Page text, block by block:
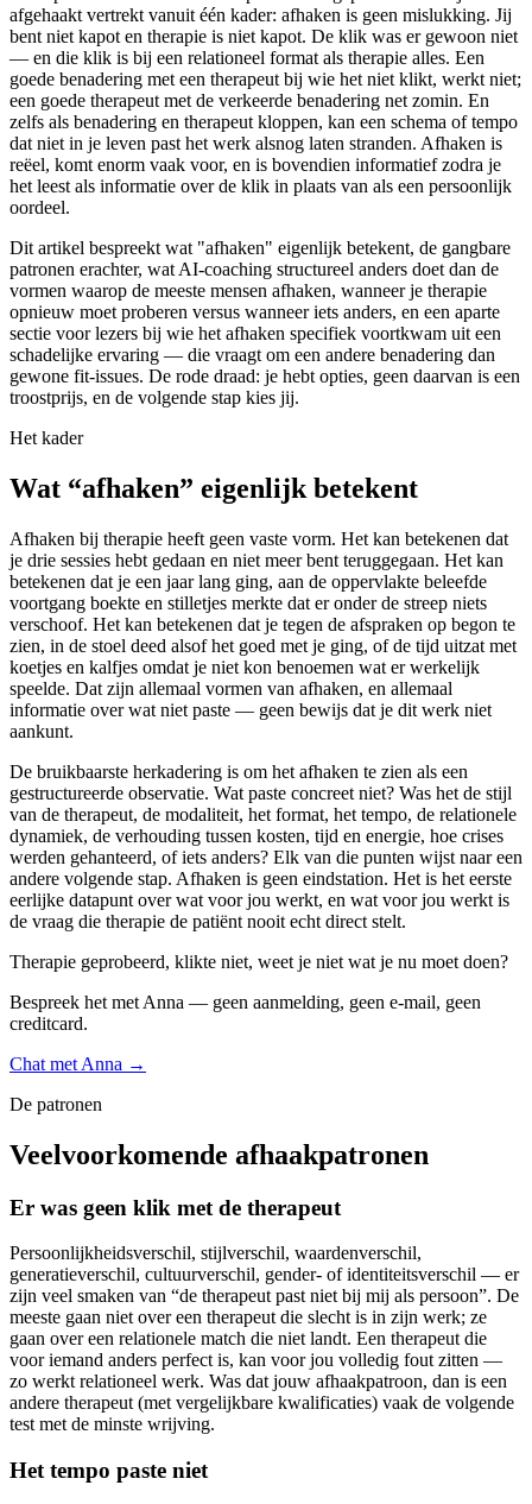
afgehaakt vertrekt vanuit één kader: afhaken is geen mislukking. Jij
bent niet kapot en therapie is niet kapot. De klik was er gewoon niet
— en die klik is bij een relationeel format als therapie alles. Een
goede benadering met een therapeut bij wie het niet klikt, werkt niet;
een goede therapeut met de verkeerde benadering net zomin. En
zelfs als benadering en therapeut kloppen, kan een schema of tempo
dat niet in je leven past het werk alsnog laten stranden. Afhaken is
reëel, komt enorm vaak voor, en is bovendien informatief zodra je
het leest als informatie over de klik in plaats van als een persoonlijk
oordeel.
Dit artikel bespreekt wat "afhaken" eigenlijk betekent, de gangbare
patronen erachter, wat AI-coaching structureel anders doet dan de
vormen waarop de meeste mensen afhaken, wanneer je therapie
opnieuw moet proberen versus wanneer iets anders, en een aparte
sectie voor lezers bij wie het afhaken specifiek voortkwam uit een
schadelijke ervaring — die vraagt om een andere benadering dan
gewone fit-issues. De rode draad: je hebt opties, geen daarvan is een
troostprijs, en de volgende stap kies jij.
Het kader
Wat “afhaken” eigenlijk betekent
Afhaken bij therapie heeft geen vaste vorm. Het kan betekenen dat
je drie sessies hebt gedaan en niet meer bent teruggegaan. Het kan
betekenen dat je een jaar lang ging, aan de oppervlakte beleefde
voortgang boekte en stilletjes merkte dat er onder de streep niets
verschoof. Het kan betekenen dat je tegen de afspraken op begon te
zien, in de stoel deed alsof het goed met je ging, of de tijd uitzat met
koetjes en kalfjes omdat je niet kon benoemen wat er werkelijk
speelde. Dat zijn allemaal vormen van afhaken, en allemaal
informatie over wat niet paste — geen bewijs dat je dit werk niet
aankunt.
De bruikbaarste herkadering is om het afhaken te zien als een
gestructureerde observatie. Wat paste concreet niet? Was het de stijl
van de therapeut, de modaliteit, het format, het tempo, de relationele
dynamiek, de verhouding tussen kosten, tijd en energie, hoe crises
werden gehanteerd, of iets anders? Elk van die punten wijst naar een
andere volgende stap. Afhaken is geen eindstation. Het is het eerste
eerlijke datapunt over wat voor jou werkt, en wat voor jou werkt is
de vraag die therapie de patiënt nooit echt direct stelt.
Therapie geprobeerd, klikte niet, weet je niet wat je nu moet doen?
Bespreek het met Anna — geen aanmelding, geen e-mail, geen
creditcard.
Chat met Anna →
De patronen
Veelvoorkomende afhaakpatronen
Er was geen klik met de therapeut
Persoonlijkheidsverschil, stijlverschil, waardenverschil,
generatieverschil, cultuurverschil, gender- of identiteitsverschil — er
zijn veel smaken van “de therapeut past niet bij mij als persoon”. De
meeste gaan niet over een therapeut die slecht is in zijn werk; ze
gaan over een relationele match die niet landt. Een therapeut die
voor iemand anders perfect is, kan voor jou volledig fout zitten —
zo werkt relationeel werk. Was dat jouw afhaakpatroon, dan is een
andere therapeut (met vergelijkbare kwalificaties) vaak de volgende
test met de minste wrijving.
Het tempo paste niet